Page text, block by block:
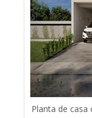
Planta de casa